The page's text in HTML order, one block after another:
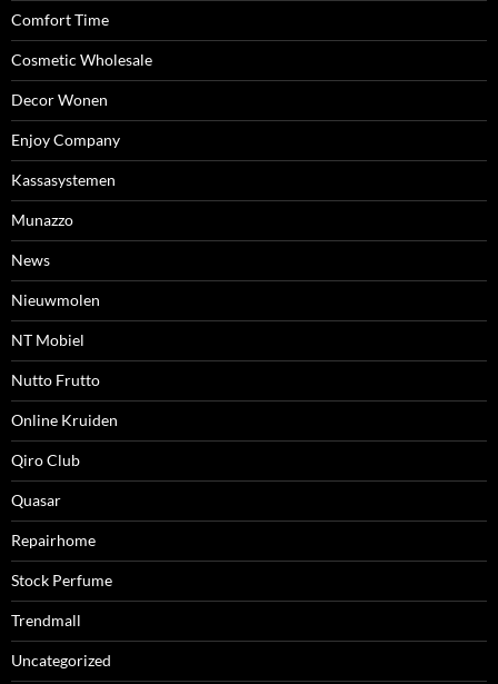
Comfort Time
Cosmetic Wholesale
Decor Wonen
Enjoy Company
Kassasystemen
Munazzo
News
Nieuwmolen
NT Mobiel
Nutto Frutto
Online Kruiden
Qiro Club
Quasar
Repairhome
Stock Perfume
Trendmall
Uncategorized